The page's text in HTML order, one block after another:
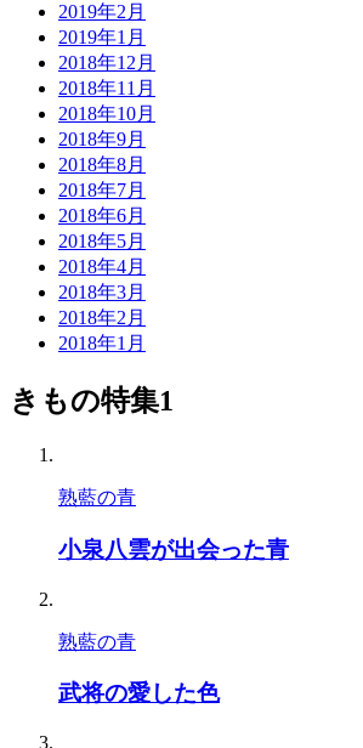
2019年2月
2019年1月
2018年12月
2018年11月
2018年10月
2018年9月
2018年8月
2018年7月
2018年6月
2018年5月
2018年4月
2018年3月
2018年2月
2018年1月
きもの特集1
熟藍の青
小泉八雲が出会った青
熟藍の青
武将の愛した色